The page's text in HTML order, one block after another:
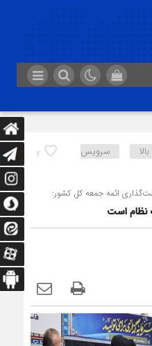
4
سرویس
ائمه جمعه کل کشور:
نظام است